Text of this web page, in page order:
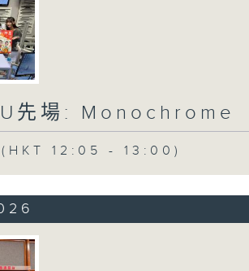
先場: Monochrome
12:05 - 13:00)